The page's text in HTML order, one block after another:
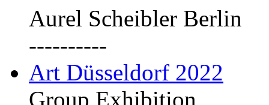
Aurel Scheibler Berlin
----------
Art Düsseldorf 2022
Group Exhibition